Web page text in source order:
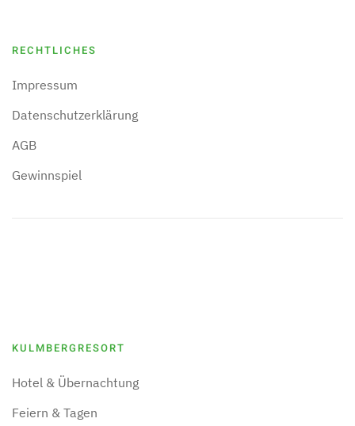
RECHTLICHES
Impressum
Datenschutzerklärung
AGB
Gewinnspiel
KULMBERGRESORT
Hotel & Übernachtung
Feiern & Tagen